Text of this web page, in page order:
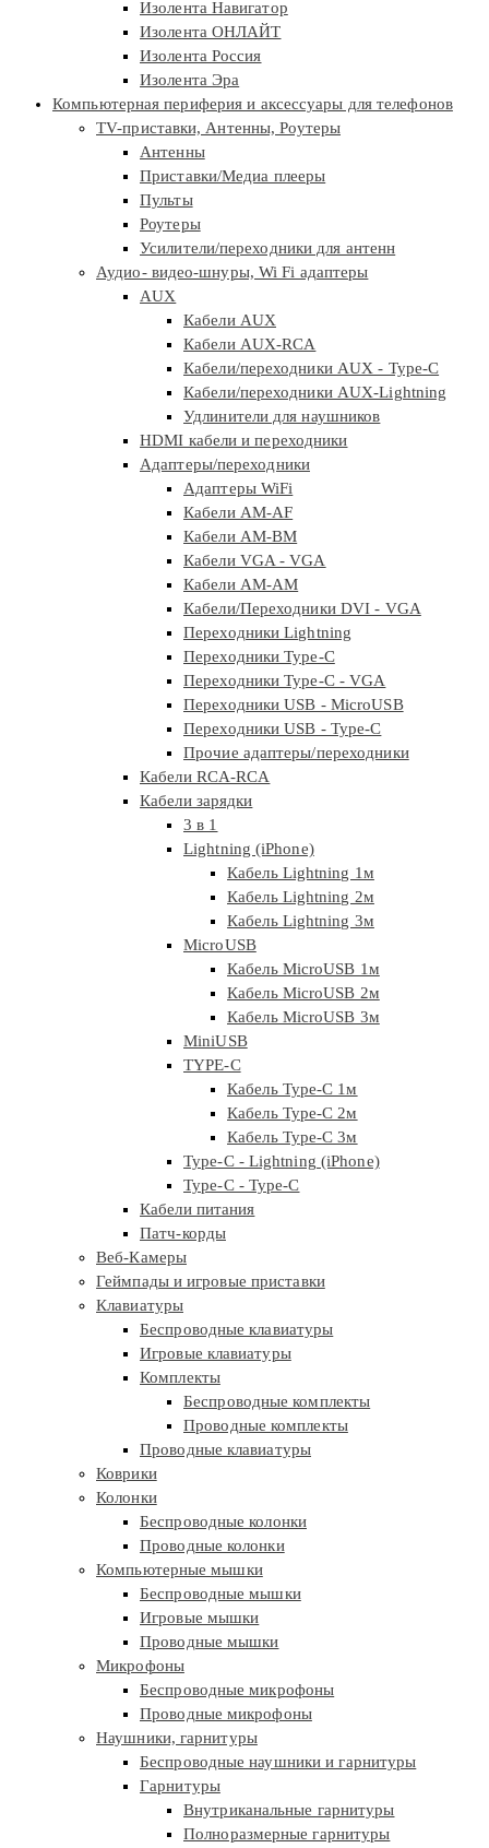
Изолента Навигатор
Изолента ОНЛАЙТ
Изолента Россия
Изолента Эра
Компьютерная периферия и аксессуары для телефонов
TV-приставки, Антенны, Роутеры
Антенны
Приставки/Медиа плееры
Пульты
Роутеры
Усилители/переходники для антенн
Аудио- видео-шнуры, Wi Fi адаптеры
AUX
Кабели AUX
Кабели AUX-RCA
Кабели/переходники AUX - Type-C
Кабели/переходники AUX-Lightning
Удлинители для наушников
HDMI кабели и переходники
Адаптеры/переходники
Адаптеры WiFi
Кабели AM-AF
Кабели AM-BM
Кабели VGA - VGA
Кабели АМ-АМ
Кабели/Переходники DVI - VGA
Переходники Lightning
Переходники Type-C
Переходники Type-C - VGA
Переходники USB - MicroUSB
Переходники USB - Type-C
Прочие адаптеры/переходники
Кабели RCA-RCA
Кабели зарядки
3 в 1
Lightning (iPhone)
Кабель Lightning 1м
Кабель Lightning 2м
Кабель Lightning 3м
MicroUSB
Кабель MicroUSB 1м
Кабель MicroUSB 2м
Кабель MicroUSB 3м
MiniUSB
TYPE-C
Кабель Type-C 1м
Кабель Type-C 2м
Кабель Type-C 3м
Type-C - Lightning (iPhone)
Type-C - Type-C
Кабели питания
Патч-корды
Веб-Камеры
Геймпады и игровые приставки
Клавиатуры
Беспроводные клавиатуры
Игровые клавиатуры
Комплекты
Беспроводные комплекты
Проводные комплекты
Проводные клавиатуры
Коврики
Колонки
Беспроводные колонки
Проводные колонки
Компьютерные мышки
Беспроводные мышки
Игровые мышки
Проводные мышки
Микрофоны
Беспроводные микрофоны
Проводные микрофоны
Наушники, гарнитуры
Беспроводные наушники и гарнитуры
Гарнитуры
Внутриканальные гарнитуры
Полноразмерные гарнитуры